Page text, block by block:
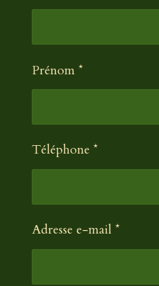
Prénom *
Téléphone *
Adresse e-mail *